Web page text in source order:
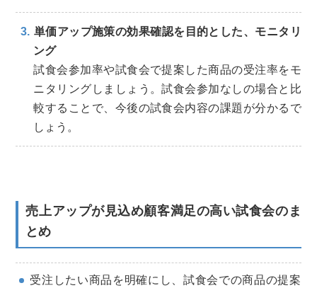
単価アップ施策の効果確認を目的とした、モニタリ
ング
試食会参加率や試食会で提案した商品の受注率をモ
ニタリングしましょう。試食会参加なしの場合と比
較することで、今後の試食会内容の課題が分かるで
しょう。
売上アップが見込め顧客満足の高い試食会のま
とめ
受注したい商品を明確にし、試食会での商品の提案